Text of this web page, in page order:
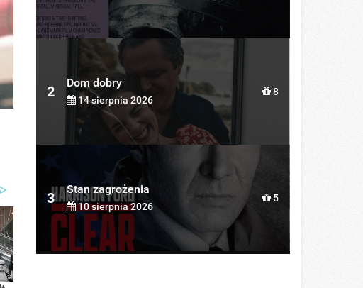
2
Dom dobry
14 sierpnia 2026
8
3
Stan zagrożenia
10 sierpnia 2026
5